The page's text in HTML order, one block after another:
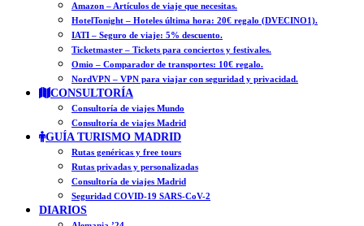
Amazon – Artículos de viaje que necesitas.
HotelTonight – Hoteles última hora: 20€ regalo (DVECINO1).
IATI – Seguro de viaje: 5% descuento.
Ticketmaster – Tickets para conciertos y festivales.
Omio – Comparador de transportes: 10€ regalo.
NordVPN – VPN para viajar con seguridad y privacidad.
CONSULTORÍA
Consultoría de viajes Mundo
Consultoría de viajes Madrid
GUÍA TURISMO MADRID
Rutas genéricas y free tours
Rutas privadas y personalizadas
Consultoría de viajes Madrid
Seguridad COVID-19 SARS-CoV-2
DIARIOS